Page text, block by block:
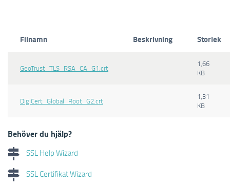
Filnamn Beskrivning Storlek
GeoTrust_TLS_RSA_CA_G1.crt
1,66
KB
DigiCert_Global_Root_G2.crt
1,31
KB
Behöver du hjälp?
SSL Help Wizard
SSL Certifikat Wizard